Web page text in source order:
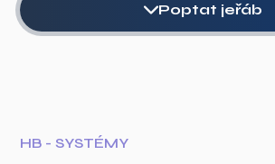
Poptat jeřáb
HB - SYSTÉMY